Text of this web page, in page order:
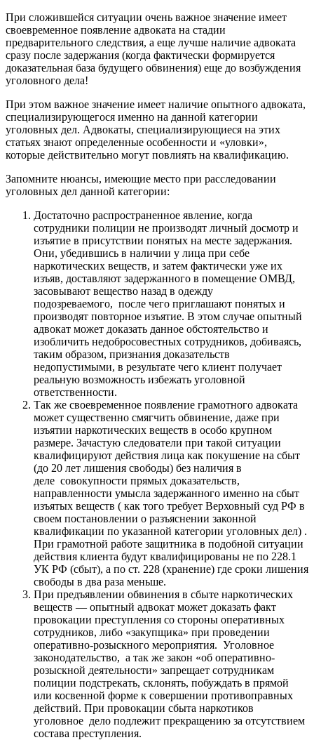
При сложившейся ситуации очень важное значение имеет
своевременное появление адвоката на стадии
предварительного следствия, а еще лучше наличие адвоката
сразу после задержания (когда фактически формируется
доказательная база будущего обвинения) еще до возбуждения
уголовного дела!
При этом важное значение имеет наличие опытного адвоката,
специализирующегося именно на данной категории
уголовных дел. Адвокаты, специализирующиеся на этих
статьях знают определенные особенности и «уловки»,
которые действительно могут повлиять на квалификацию.
Запомните нюансы, имеющие место при расследовании
уголовных дел данной категории:
Достаточно распространенное явление, когда
сотрудники полиции не производят личный досмотр и
изъятие в присутствии понятых на месте задержания.
Они, убедившись в наличии у лица при себе
наркотических веществ, и затем фактически уже их
изъяв, доставляют задержанного в помещение ОМВД,
засовывают вещество назад в одежду
подозреваемого, после чего приглашают понятых и
производят повторное изъятие. В этом случае опытный
адвокат может доказать данное обстоятельство и
изобличить недобросовестных сотрудников, добиваясь,
таким образом, признания доказательств
недопустимыми, в результате чего клиент получает
реальную возможность избежать уголовной
ответственности.
Так же своевременное появление грамотного адвоката
может существенно смягчить обвинение, даже при
изъятии наркотических веществ в особо крупном
размере. Зачастую следователи при такой ситуации
квалифицируют действия лица как покушение на сбыт
(до 20 лет лишения свободы) без наличия в
деле совокупности прямых доказательств,
направленности умысла задержанного именно на сбыт
изъятых веществ ( как того требует Верховный суд РФ в
своем постановлении о разъяснении законной
квалификации по указанной категории уголовных дел) .
При грамотной работе защитника в подобной ситуации
действия клиента будут квалифицированы не по 228.1
УК РФ (сбыт), а по ст. 228 (хранение) где сроки лишения
свободы в два раза меньше.
При предъявлении обвинения в сбыте наркотических
веществ — опытный адвокат может доказать факт
провокации преступления со стороны оперативных
сотрудников, либо «закупщика» при проведении
оперативно-розыскного мероприятия. Уголовное
законодательство, а так же закон «об оперативно-
розыскной деятельности» запрещает сотрудникам
полиции подстрекать, склонять, побуждать в прямой
или косвенной форме к совершении противоправных
действий. При провокации сбыта наркотиков
уголовное дело подлежит прекращению за отсутствием
состава преступления.